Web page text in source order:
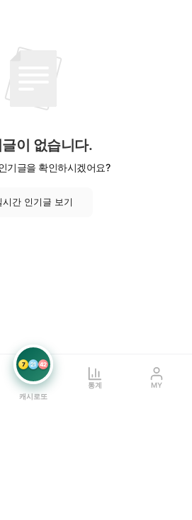
이 없습니다.
기글을 확인하시겠어요?
시간 인기글 보기
7 21 42
캐시로또
통계 MY